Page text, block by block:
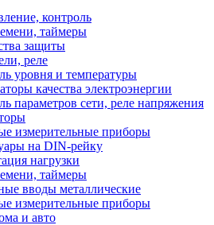
контроль
таймеры
защиты
реле
уровня и температуры
качества электроэнергии
параметров сети, реле напряжения
измерительные приборы
на DIN-рейку
нагрузки
таймеры
вводы металлические
измерительные приборы
и авто